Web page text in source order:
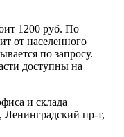
1200 руб. По
от населенного
по запросу.
доступны на
и склада
Ленинградский пр-т,